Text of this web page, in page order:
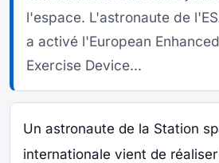
l'espace. L'astronaute de
a activé l'European
Exercise Device...
Un astronaute de la Station
internationale vient de